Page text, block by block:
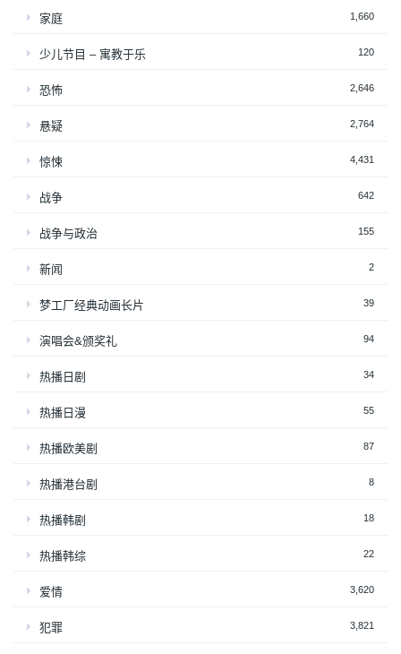
家庭 1,660
少儿节目 – 寓教于乐 120
恐怖 2,646
悬疑 2,764
惊悚 4,431
战争 642
战争与政治 155
新闻 2
梦工厂经典动画长片 39
演唱会&颁奖礼 94
热播日剧 34
热播日漫 55
热播欧美剧 87
热播港台剧 8
热播韩剧 18
热播韩综 22
爱情 3,620
犯罪 3,821